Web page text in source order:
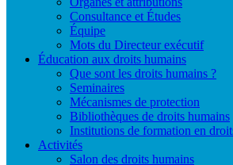
Consultance et Études
Équipe
Mots du Directeur exécutif
Éducation aux droits humains
Que sont les droits humains ?
Seminaires
Mécanismes de protection
Bibliothèques de droits humains
Institutions de formation en
Activités
Salon des droits humains